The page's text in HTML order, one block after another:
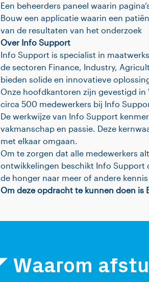
Een beheerders paneel waarin
Bouw een applicatie waarin een
van de resultaten van het onderzoek
Over Info Support
Info Support is specialist in
de sectoren Finance, Industry,
bieden solide en innovatieve
Onze hoofdkantoren zijn gevestigd in
circa 500 medewerkers bij Info
De werkwijze van Info Support
vakmanschap en passie. Deze
met elkaar omgaan.
Om te zorgen dat alle medewerkers
ontwikkelingen beschikt Info Support
de honger naar meer of andere
Om deze opdracht te kunnen doen is
Waarom